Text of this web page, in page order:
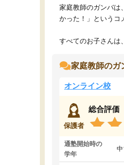
家庭教師のガンバは
かった！」というコ
すべてのお子さんは
家庭教師のガ
オンライン校
保護者
総合評価
通塾開始時の
学年
中